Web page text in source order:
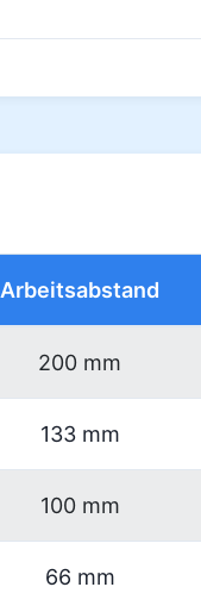
Arbeitsabstand
200 mm
133 mm
100 mm
66 mm